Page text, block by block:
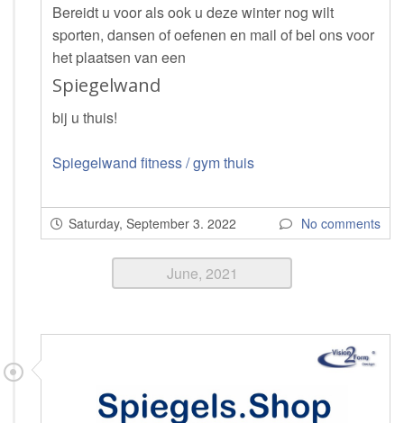
Bereidt u voor als ook u deze winter nog wilt
sporten, dansen of oefenen en mail of bel ons voor
het plaatsen van een
Spiegelwand
bij u thuis!
Spiegelwand fitness / gym thuis
Saturday, September 3. 2022 No comments
June, 2021